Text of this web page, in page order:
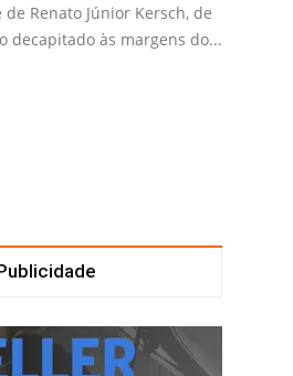
Renato Júnior Kersch, de
decapitado às margens do...